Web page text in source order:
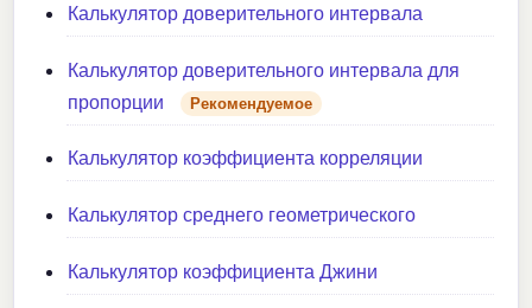
Калькулятор доверительного интервала
Калькулятор доверительного интервала для
пропорции
Рекомендуемое
Калькулятор коэффициента корреляции
Калькулятор среднего геометрического
Калькулятор коэффициента Джини